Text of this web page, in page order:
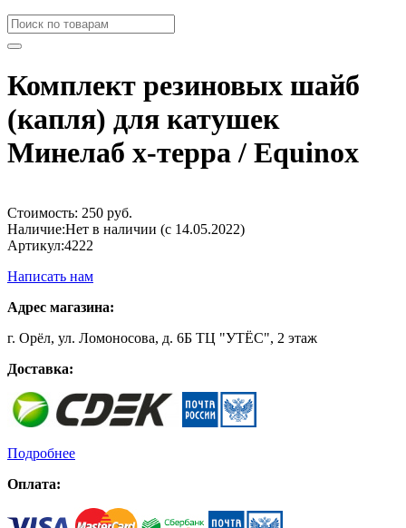
Комплект резиновых шайб
(капля) для катушек
Минелаб х-терра / Equinox
Стоимость: 250 руб.
Наличие:Нет в наличии (с 14.05.2022)
Артикул:4222
Написать нам
Адрес магазина:
г. Орёл, ул. Ломоносова, д. 6Б ТЦ "УТЁС", 2 этаж
Доставка:
Подробнее
Оплата: